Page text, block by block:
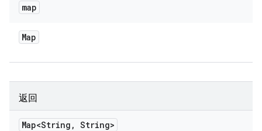
map
Map
返回
Map<String , String>